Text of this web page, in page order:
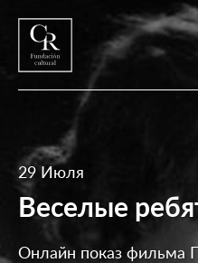
29 Июля
Веселые
Онлайн показ фильма